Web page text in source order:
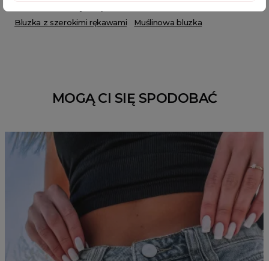
Bluzka z szerokimi rękawami
Muślinowa bluzka
MOGĄ CI SIĘ SPODOBAĆ